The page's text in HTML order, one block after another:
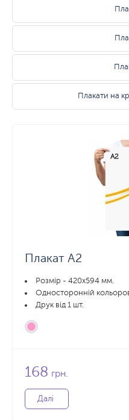
Плакати на
Плакат А2
Розмір - 420х594 мм.
Односторонній
Друк від 1 шт.
168 грн.
Далі